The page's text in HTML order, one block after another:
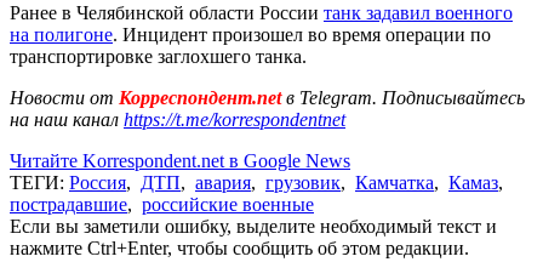
Ранее в Челябинской области России танк задавил военного
на полигоне. Инцидент произошел во время операции по
транспортировке заглохшего танка.
Новости от Корреспондент.netв Telegram. Подписывайтесь
на наш канал https://t.me/korrespondentnet
Читайте Korrespondent.net в Google News
ТЕГИ: Россия, ДТП, авария, грузовик, Камчатка, Камаз,
пострадавшие, российские военные
Если вы заметили ошибку, выделите необходимый текст и
нажмите Ctrl+Enter, чтобы сообщить об этом редакции.